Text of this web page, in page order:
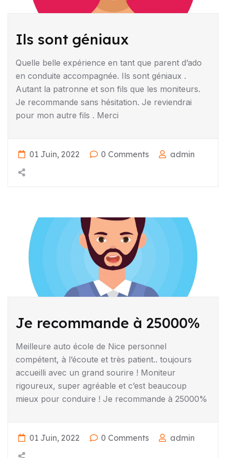
Ils sont géniaux
Quelle belle expérience en tant que parent d’ado
en conduite accompagnée. Ils sont géniaux .
Autant la patronne et son fils que les moniteurs.
Je recommande sans hésitation. Je reviendrai
pour mon autre fils . Merci
01 Juin, 2022 0 Comments admin
Je recommande à 25000%
Meilleure auto école de Nice personnel
compétent, à l’écoute et très patient.. toujours
accueilli avec un grand sourire ! Moniteur
rigoureux, super agréable et c’est beaucoup
mieux pour conduire ! Je recommande à 25000%
01 Juin, 2022 0 Comments admin